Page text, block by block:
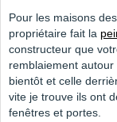
Pour les maisons
propriétaire fait la
constructeur que
remblaiement
bientôt et celle
vite je trouve ils ont
fenêtres et portes.